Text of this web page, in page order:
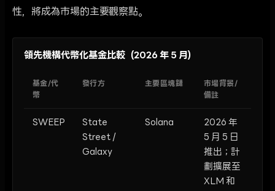
性，將成為市場的主要觀察點。
領先機構代幣化基金比較（2026 年 5 月）
基金/代
幣
發行方 主要區塊鏈
市場背景/
備註
SWEEP
State
Street /
Galaxy
Solana
2026 年
5 月 5 日
推出；計
劃擴展至
XLM 和